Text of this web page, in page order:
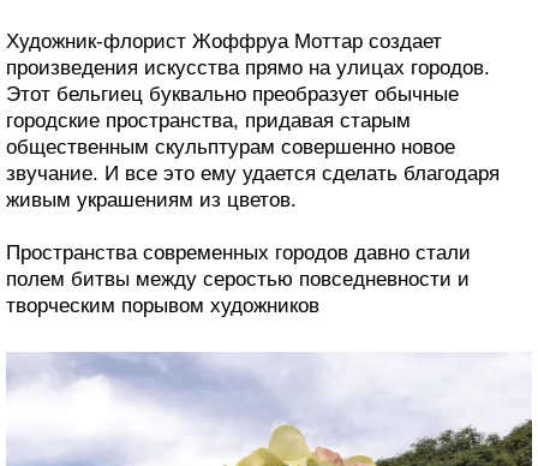
Художник-флорист Жоффруа Моттар создает
произведения искусства прямо на улицах городов.
Этот бельгиец буквально преобразует обычные
городские пространства, придавая старым
общественным скульптурам совершенно новое
звучание. И все это ему удается сделать благодаря
живым украшениям из цветов.
Пространства современных городов давно стали
полем битвы между серостью повседневности и
творческим порывом художников